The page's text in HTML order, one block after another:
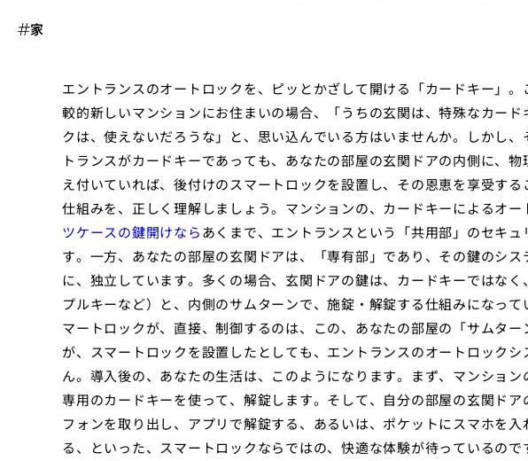
家
エントランスのオートロックを、ピッとかざして開ける「カードキー」
較的新しいマンションにお住まいの場合、「うちの玄関は、特殊なカー
クは、使えないだろうな」と、思い込んでいる方はいませんか。しかし
トランスがカードキーであっても、あなたの部屋の玄関ドアの内側に、
え付いていれば、後付けのスマートロックを設置し、その恩恵を享受す
仕組みを、正しく理解しましょう。マンションの、カードキーによるオー
ツケースの鍵開けならあくまで、エントランスという「共用部」のセキ
す。一方、あなたの部屋の玄関ドアは、「専有部」であり、その鍵のシ
に、独立しています。多くの場合、玄関ドアの鍵は、カードキーではな
プルキーなど）と、内側のサムターンで、施錠・解錠する仕組みになっ
マートロックが、直接、制御するのは、この、あなたの部屋の「サムタ
が、スマートロックを設置したとしても、エントランスのオートロック
ん。導入後の、あなたの生活は、このようになります。まず、マンション
専用のカードキーを使って、解錠します。そして、自分の部屋の玄関ド
フォンを取り出し、アプリで解錠する、あるいは、ポケットにスマホを
る、といった、スマートロックならではの、快適な体験が待っているの